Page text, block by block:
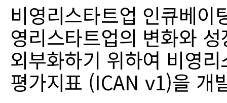
비영리스타트업 인큐베이
영리스타트업의 변화와
외부화하기 위하여 비영
평가지표 (ICAN v1)을 개